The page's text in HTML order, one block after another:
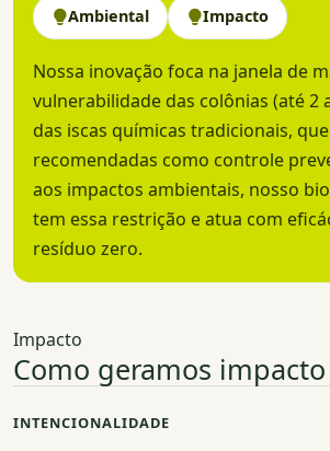
Ambiental Impacto
Nossa inovação foca na janela de
vulnerabilidade das colônias (até 2
das iscas químicas tradicionais,
recomendadas como controle
aos impactos ambientais, nosso
tem essa restrição e atua com
resíduo zero.
Impacto
Como geramos impacto
INTENCIONALIDADE